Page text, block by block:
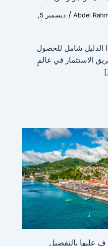
المنصب الحالي *
رسالة
Abdel
/
ديسمبر 5,
الدليل شامل للحصول
الاستثمار في عالمٍ
عليها بالتفصيل